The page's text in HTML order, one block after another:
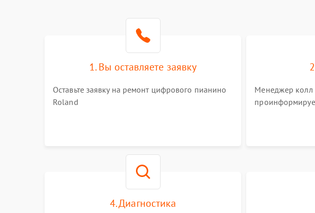
1. Вы оставляете заявку
Оставьте заявку на ремонт цифрового пианино
Roland
Менеджер колл
цифрового
4. Диагностика